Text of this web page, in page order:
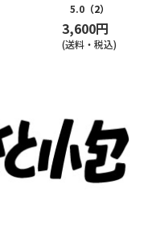
5.0 （2）
3,600円
(送料・税込)